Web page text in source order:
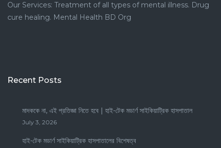
Our Services: Treatment of all types of mental illness. Drug
cure healing. Mental Health BD Org
Recent Posts
মাদককে না, এই প্রতিজ্ঞা নিতে হবে | হাই-টেক মডার্ণ সাইকিয়াট্রিক হাসপাতাল
July 3, 2026
হাই-টেক মডার্ণ সাইকিয়াট্রিক হাসপাতালের বিশেষত্ব